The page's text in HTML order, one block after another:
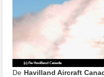
De Havilland Aircraft